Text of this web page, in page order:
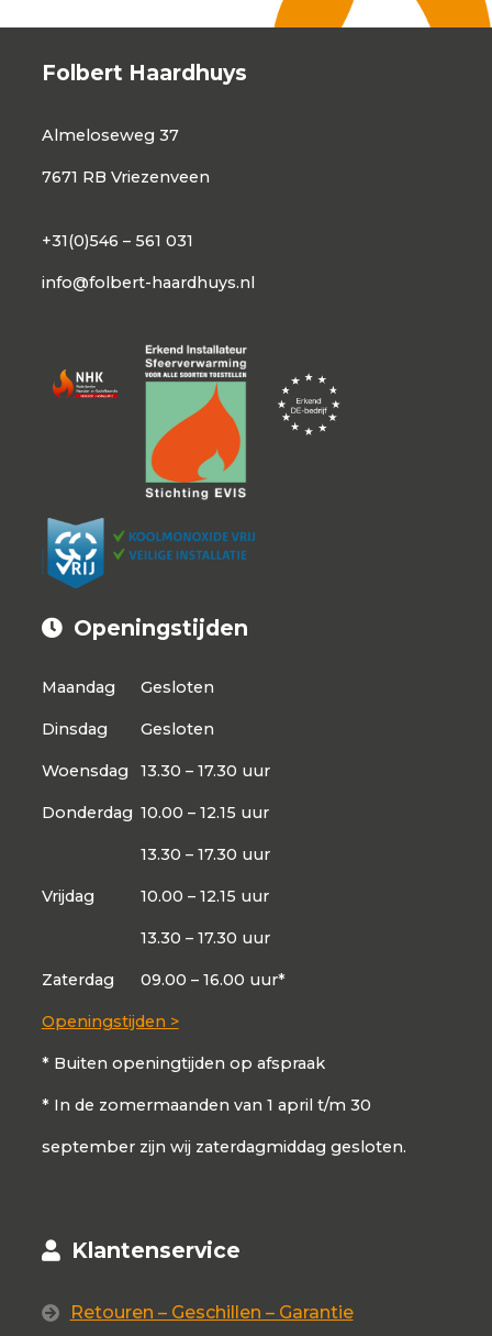
Folbert Haardhuys
Almeloseweg 37
7671 RB Vriezenveen
+31(0)546 – 561 031
info@folbert-haardhuys.nl
Openingstijden
Maandag Gesloten
Dinsdag Gesloten
Woensdag 13.30 – 17.30 uur
Donderdag 10.00 – 12.15 uur
13.30 – 17.30 uur
Vrijdag 10.00 – 12.15 uur
13.30 – 17.30 uur
Zaterdag 09.00 – 16.00 uur*
Openingstijden >
* Buiten openingtijden op afspraak
* In de zomermaanden van 1 april t/m 30
september zijn wij zaterdagmiddag gesloten.
Klantenservice
Retouren – Geschillen – Garantie